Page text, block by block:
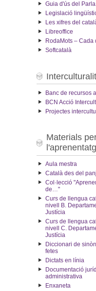
Guia d'ús del
Legislació
Les xifres del
Libreoffice
RodaMots – Cada
Softcatalà
Banc de recursos
BCN Acció
Projectes
Materials
Aula mestra
Català des del
Col·lecció
de…"
Curs de llengua
nivell B.
Justícia
Curs de llengua
nivell C.
Justícia
Diccionari de
fetes
Dictats en línia
Documentació
administrativa
Enxaneta